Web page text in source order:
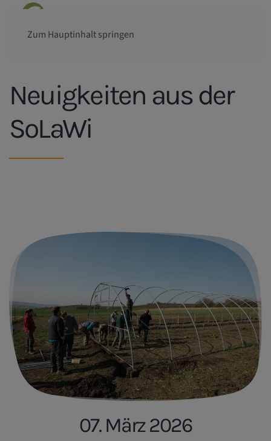
Zum Hauptinhalt springen
Neuigkeiten aus der
SoLaWi
07. März 2026